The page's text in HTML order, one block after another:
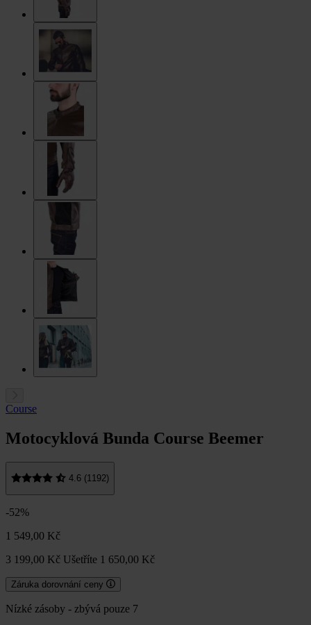
Course
Motocyklová Bunda Course Beemer
4.6 (1192)
-52%
1 549,00 Kč
3 199,00 Kč Ušetříte 1 650,00 Kč
Záruka dorovnání ceny
Nízké zásoby - zbývá pouze 7